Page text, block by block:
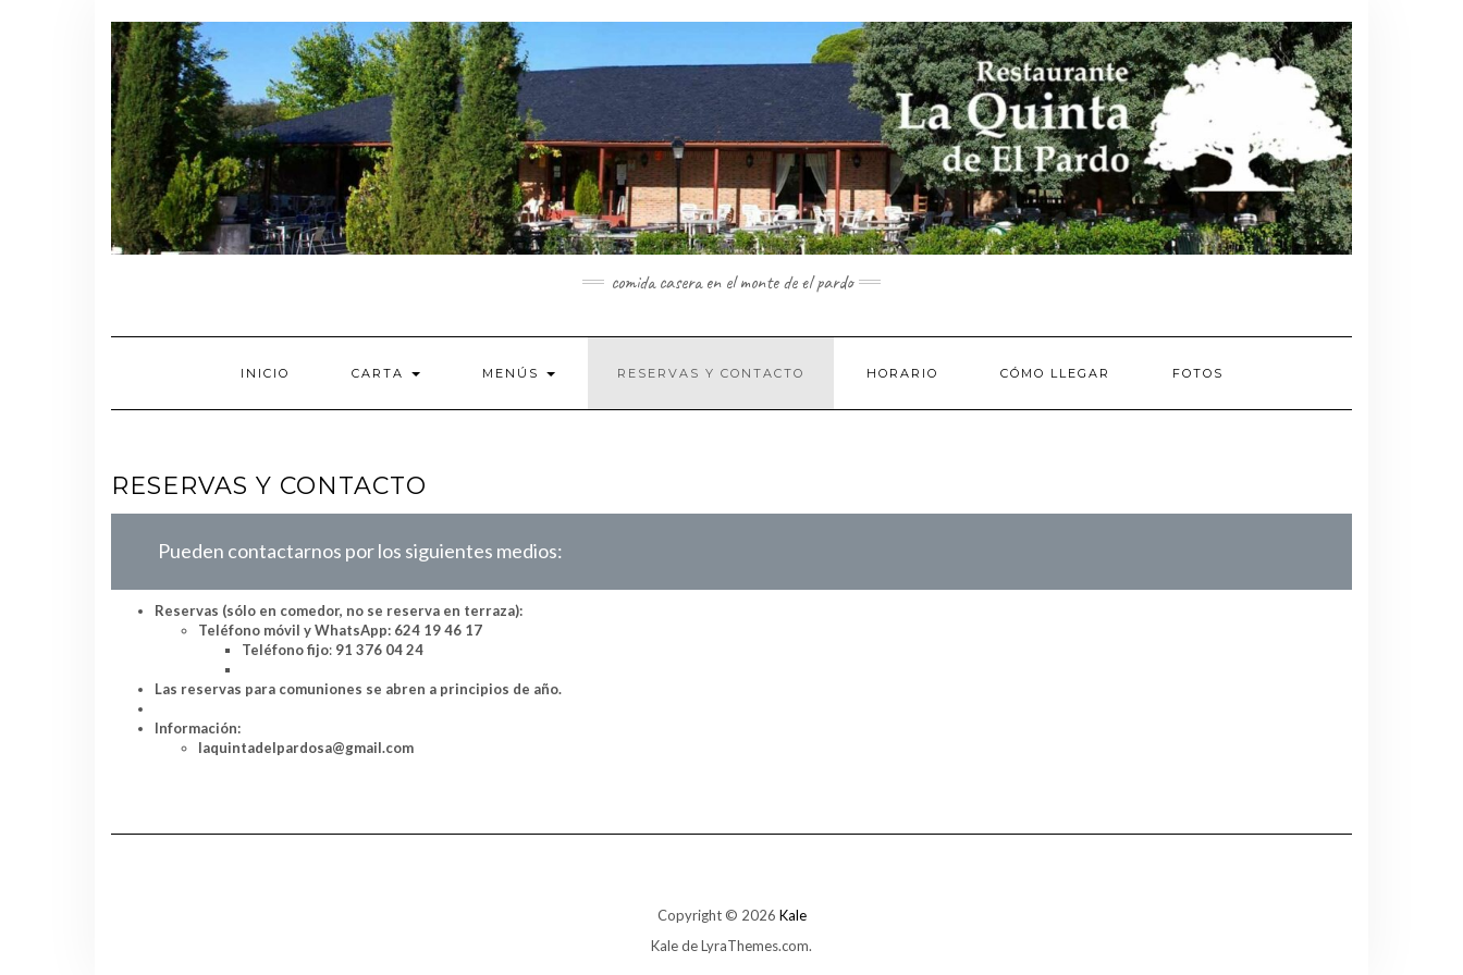
comida casera en el monte de el pardo
INICIO CARTA MENÚS RESERVAS Y CONTACTO HORARIO CÓMO LLEGAR FOTOS
RESERVAS Y CONTACTO
Pueden contactarnos por los siguientes medios:
Reservas (sólo en comedor, no se reserva en terraza):
Teléfono móvil y WhatsApp: 624 19 46 17
Teléfono fijo: 91 376 04 24
Las reservas para comuniones se abren a principios de año.
Información:
laquintadelpardosa@gmail.com
Copyright © 2026 Kale
Kalede LyraThemes.com.